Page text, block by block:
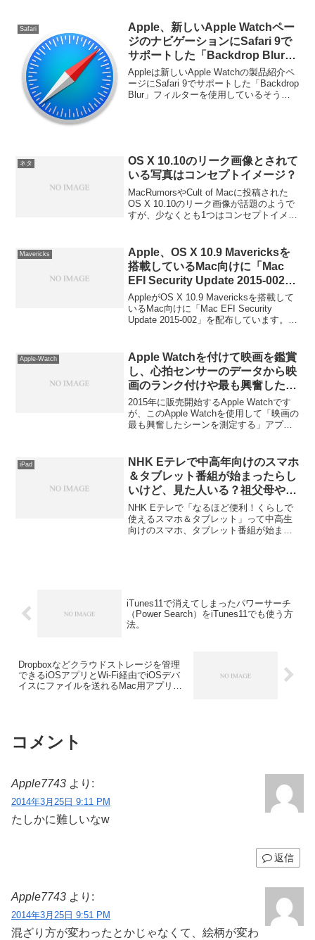
なったという報告が上がってきているよ
うです。詳細は以下から。
Safari
Apple、新しいApple Watchペー
ジのナビゲーションにSafari 9で
サポートした「Backdrop Blur」
CSSフィルターを使用。
Appleは新しいApple Watchの製品紹介ペ
ージにSafari 9でサポートした「Backdrop
Blur」フィルターを使用しているそうで
ネタ
OS X 10.10のリーク画像とされて
いる写真はコンセプトイメージ？
MacRumorsやCult of Macに投稿された
OS X 10.10のリーク画像が話題のようで
すが、少なくとも1つはコンセプトイメー
Mavericks
Apple、OS X 10.9 Mavericksを
搭載しているMac向けに「Mac
EFI Security Update 2015-002」
を配布。認証無しにEFIが上書き
されてしまう脆弱性を修正。
AppleがOS X 10.9 Mavericksを搭載して
いるMac向けに「Mac EFI Security
Update 2015-002」を配布しています。詳
Apple-Watch
Apple Watchを付けて映画を鑑賞
し、心拍センサーのデータから映
画のランク付けや最も興奮したシ
ーンを特定出来るアプリ
「byHeart」が登場するかもしれ
ない…
2015年に販売開始するApple Watchです
が、このApple Watchを使用して「映画の
最も興奮したシーンを測定する」アプリ
iPad
NHK Eテレで中高年向けのスマホ
＆タブレット番組が始まったらし
いけど、見た人いる？祖父母や両
親に見せたらためになるかな？
NHK Eテレで「なるほど便利！くらしで
使えるスマホ＆タブレット」って中高生
向けのスマホ、タブレット番組が始まっ
iTunes11で消えてしまったパワーサーチ
（Power Search）をiTunes11でも使う方
法。
Dropboxなどクラウドストレージを管理
できるiOSアプリとWi-Fi経由でiOSデバ
イスにファイルを送れるMac用アプリ
コメント
Apple7743 より:
2014年3月25日 9:11 PM
たしかに難しいなw
返信
Apple7743 より:
2014年3月25日 9:51 PM
混ざり方が変わったとかじゃなくて、絵柄が変わ